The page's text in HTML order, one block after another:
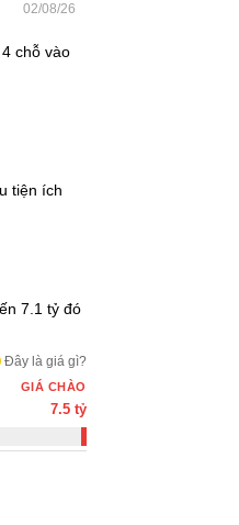
02/08/26
chỗ vào
tiện ích
7.1 tỷ đó
Đây là giá gì?
GIÁ CHÀO
7.5 tỷ